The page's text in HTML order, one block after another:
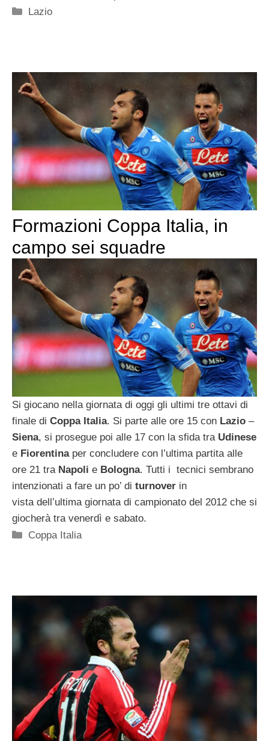
Categorie
Lazio
Formazioni Coppa Italia, in
campo sei squadre
Si giocano nella giornata di oggi gli ultimi tre ottavi di
finale di Coppa Italia. Si parte alle ore 15 con Lazio –
Siena, si prosegue poi alle 17 con la sfida tra Udinese
e Fiorentinaper concludere con l’ultima partita alle
ore 21 tra Napoli e Bologna. Tutti i tecnici sembrano
intenzionati a fare un po’ di turnover in
vista dell’ultima giornata di campionato del 2012 che si
giocherà tra venerdì e sabato.
Categorie
Coppa Italia